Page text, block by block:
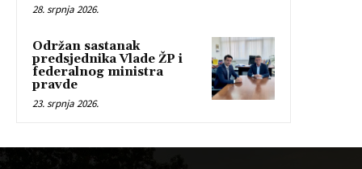
28. srpnja 2026.
Održan sastanak
predsjednika Vlade ŽP i
federalnog ministra
pravde
23. srpnja 2026.